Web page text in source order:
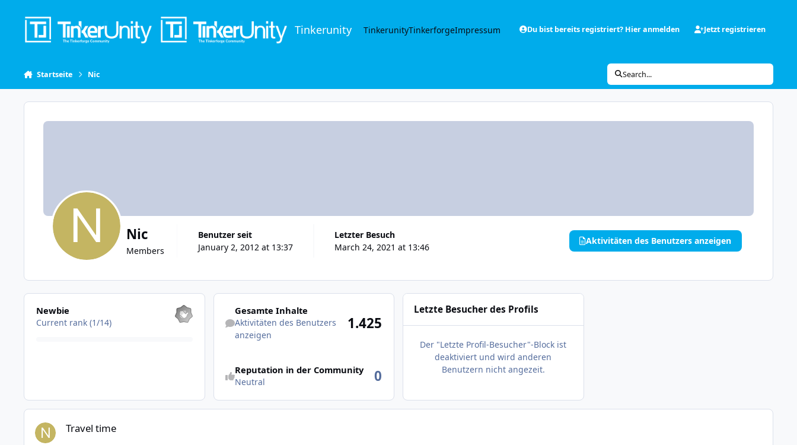
Tinkerunity TinkerunityTinkerforgeImpressum Du bist bereits registriert? Hier anmelden Jetzt registrieren
Startseite Nic Search...
Nic
Members
Benutzer seit
January 2, 2012 at 13:37
Letzter Besuch
March 24, 2021 at 13:46
Aktivitäten des Benutzers anzeigen
Alle anzeigen
Newbie
Current rank (1/14)
Aktivitäten des Benutzers anzeigen
Gesamte Inhalte
Aktivitäten des Benutzers
anzeigen
1.425
Reputation in der Community
Neutral 0
Letzte Besucher des Profils
Der "Letzte Profil-Besucher"-Block ist
deaktiviert und wird anderen
Benutzern nicht angezeit.
Travel time
Travel time